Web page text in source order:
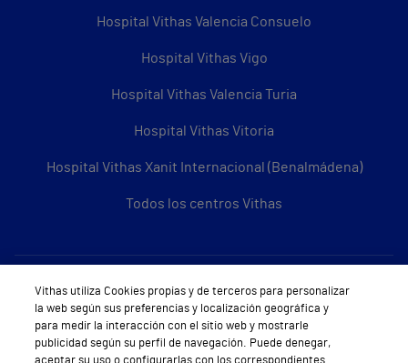
Hospital Vithas Valencia Consuelo
Hospital Vithas Vigo
Hospital Vithas Valencia Turia
Hospital Vithas Vitoria
Hospital Vithas Xanit Internacional (Benalmádena)
Todos los centros Vithas
Sobre Vithas
Quiénes somos
Trabajar en Vithas
Vithas utiliza Cookies propias y de terceros para personalizar
la web según sus preferencias y localización geográfica y
para medir la interacción con el sitio web y mostrarle
publicidad según su perfil de navegación. Puede denegar,